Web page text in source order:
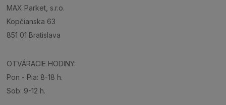
MAX Parket, s.r.o.
Kopčianska 63
851 01 Bratislava
OTVÁRACIE HODINY:
Pon - Pia: 8-18 h.
Sob: 9-12 h.